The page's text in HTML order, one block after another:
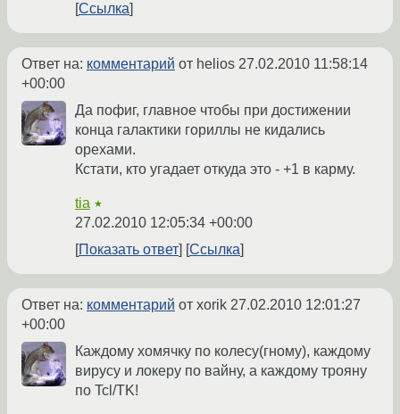
Ссылка
Ответ на: комментарий от helios 27.02.2010 11:58:14
+00:00
Да пофиг, главное чтобы при достижении
конца галактики гориллы не кидались
орехами.
Кстати, кто угадает откуда это - +1 в карму.
tia ★
27.02.2010 12:05:34 +00:00
Показать ответ
Ссылка
Ответ на: комментарий от xorik 27.02.2010 12:01:27
+00:00
Каждому хомячку по колесу(гному), каждому
вирусу и локеру по вайну, а каждому трояну
по Tcl/TK!